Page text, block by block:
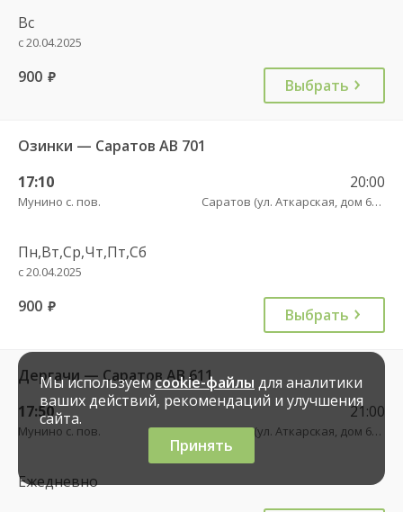
Вс
с 20.04.2025
900 руб. Выбрать
Озинки — Саратов АВ 701
17:10
Мунино с. пов.
20:00
Саратов (ул. Аткарская, дом 66 А)
Пн,Вт,Ср,Чт,Пт,Сб
с 20.04.2025
900 руб. Выбрать
Дергачи — Саратов АВ 611
17:50
Мунино с. пов.
21:00
Саратов (ул. Аткарская, дом 66 А)
Ежедневно
Мы используемcookie-файлы для аналитики
ваших действий, рекомендаций и улучшения
сайта.
Принять